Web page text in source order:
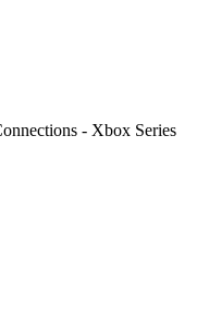
- Xbox Series